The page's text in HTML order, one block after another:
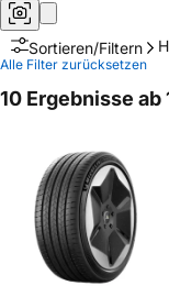
Sortieren/Filtern
Alle Filter zurücksetzen
10 Ergebnisse ab